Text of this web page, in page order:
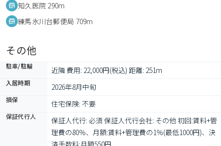
知久医院 290m
練馬氷川台郵便局 709m
その他
駐車/駐輪 近隣 費用: 22,000円(税込) 距離: 251m
入居時期 2026年8月中旬
損保 住宅保険: 不要
保証代行人
保証人代行: 必須 保証人代行会社: その他 初回:賃料+管
理費の80％、月額:賃料+管理費の1％(最低1000円)、決
済手数料:月額550円